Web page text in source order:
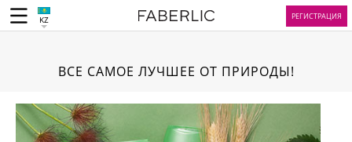
KZ РЕГИСТРАЦИЯ
ВСЕ САМОЕ ЛУЧШЕЕ ОТ ПРИРОДЫ!